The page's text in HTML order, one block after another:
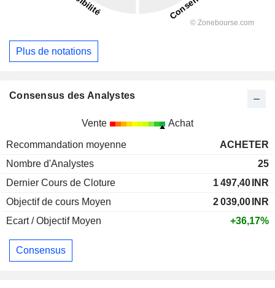
Plus de notations
Consensus des Analystes
Vente Achat
Recommandation moyenne
ACHETER
Nombre d'Analystes
25
Dernier Cours de Cloture
1 497,40 INR
Objectif de cours Moyen
2 039,00 INR
Ecart / Objectif Moyen
+36,17%
Consensus